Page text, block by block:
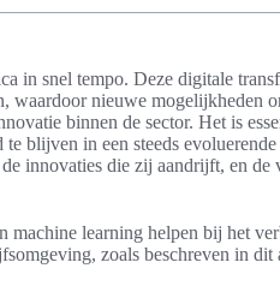
in snel tempo. Deze digitale
waardoor nieuwe mogelijkheden
binnen de sector. Het is
blijven in een steeds
innovaties die zij aandrijft, en de
machine learning helpen bij het
zoals beschreven in dit